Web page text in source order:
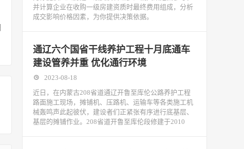
并计算企业在收购一级房建资质时最终费用组成，分析
成交影响价格因素，为你提供决策依据。
通辽六个国省干线养护工程十月底通车
建设管养并重 优化通行环境
2023-08-18
近日，在内蒙古208省道通辽开鲁至库伦公路养护工程
路面施工现场，摊铺机、压路机、运输车等各类施工机
械轰鸣声此起彼伏，建设者们正紧张有序进行底基层、
基层的摊铺作业。208省道开鲁至库伦段修建于2010